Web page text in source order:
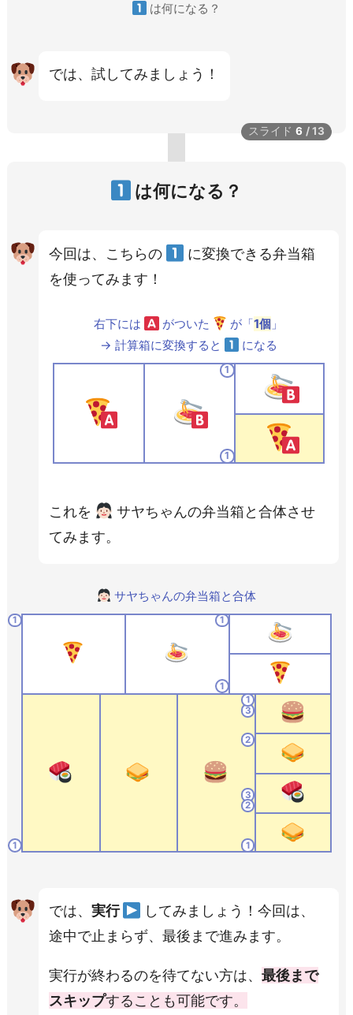
スライド 6 /13
は何になる？
では、試してみましょう！
は何になる？
今回は、こちらの
に変換できる弁当箱
を使ってみます！
右下には がついた が「1個 」
→ 計算箱に変換すると
になる
1
1
これを
サヤちゃんの弁当箱と合体させ
てみます。
サヤちゃんの弁当箱と合体
1 1
1
1
1
3
2
2
3
1
では、実行
してみましょう！今回は、
途中で止まらず、最後まで進みます。
実行が終わるのを待てない方は、最後まで
スキップすることも可能です。